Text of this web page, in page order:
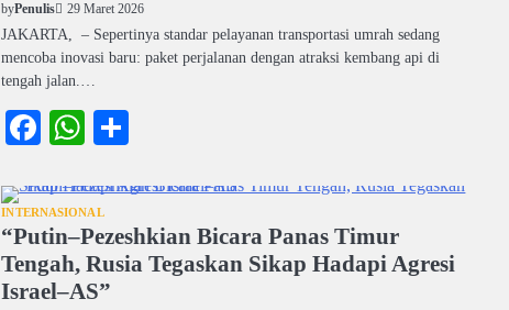
byPenulis 29 Maret 2026
JAKARTA, – Sepertinya standar pelayanan transportasi umrah sedang
mencoba inovasi baru: paket perjalanan dengan atraksi kembang api di
tengah jalan.…
Facebook
WhatsApp
INTERNASIONAL
“Putin–Pezeshkian Bicara Panas Timur
Tengah, Rusia Tegaskan Sikap Hadapi Agresi
Israel–AS”